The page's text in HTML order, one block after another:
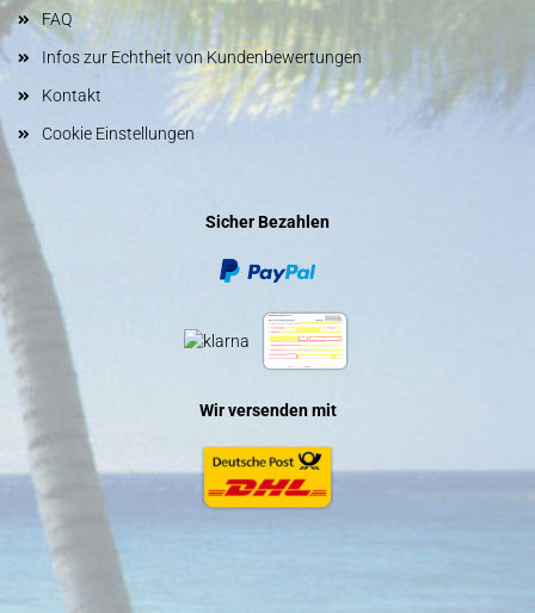
FAQ
Infos zur Echtheit von Kundenbewertungen
Kontakt
Cookie Einstellungen
Sicher Bezahlen
Wir versenden mit